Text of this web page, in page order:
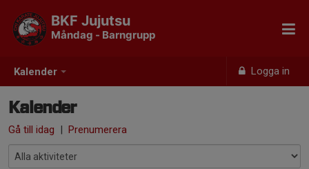
Kalender Logga in
BKF Jujutsu
Måndag - Barngrupp
Kalender
Gå till idag | Prenumerera